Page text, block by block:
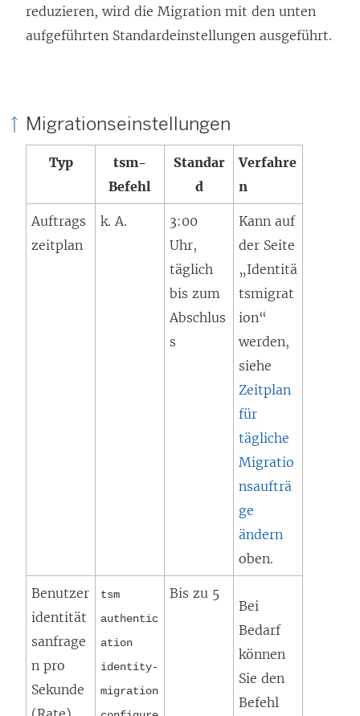
reduzieren, wird die Migration mit den unten
aufgeführten Standardeinstellungen ausgeführt.
Migrationseinstellungen
Typ
tsm-
Befehl
Standar
d
Verfahre
n
Auftrags
zeitplan
k. A.
3:00
Uhr,
täglich
bis zum
Abschlus
s
Kann auf
der Seite
„Identitä
tsmigrat
ion“
werden,
siehe
Zeitplan
für
tägliche
Migratio
nsaufträ
ge
ändern
oben.
Benutzer
identität
sanfrage
n pro
Sekunde
tsm
authentic
ation
identity-
migration
Bis zu 5
Bei
Bedarf
können
Sie den
Befehl